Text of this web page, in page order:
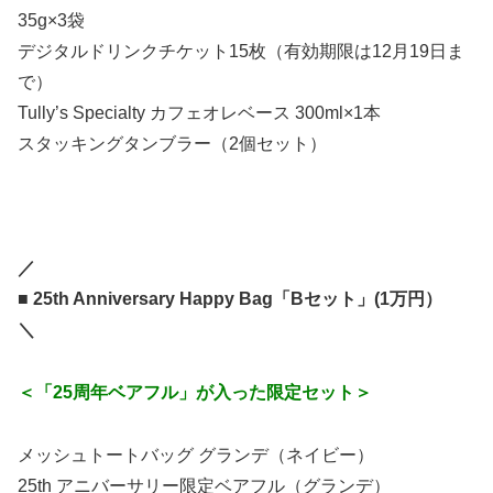
35g×3袋
デジタルドリンクチケット15枚（有効期限は12月19日ま
で）
Tully’s Specialty カフェオレベース 300ml×1本
スタッキングタンブラー（2個セット）
／
■ 25th Anniversary Happy Bag「Bセット」(1万円）
＼
＜「25周年ベアフル」が入った限定セット＞
メッシュトートバッグ グランデ（ネイビー）
25th アニバーサリー限定ベアフル（グランデ）